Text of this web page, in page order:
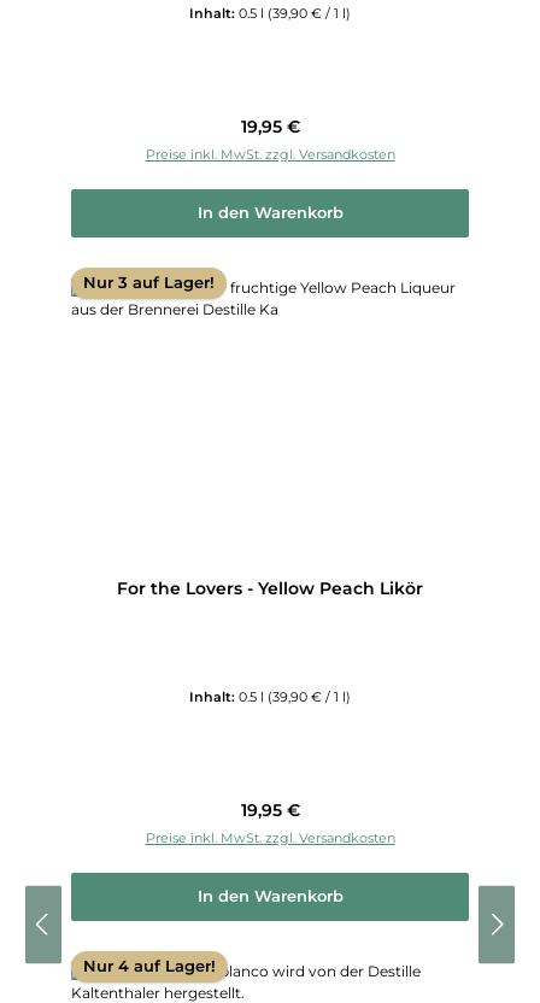
Inhalt: 0.5 l (39,90 € / 1 l)
Regulärer Preis:
19,95 €
Preise inkl. MwSt. zzgl. Versandkosten
In den Warenkorb
Nur 3 auf Lager!
For the Lovers - Yellow Peach Likör
Inhalt: 0.5 l (39,90 € / 1 l)
Regulärer Preis:
19,95 €
Preise inkl. MwSt. zzgl. Versandkosten
In den Warenkorb
Nur 4 auf Lager!